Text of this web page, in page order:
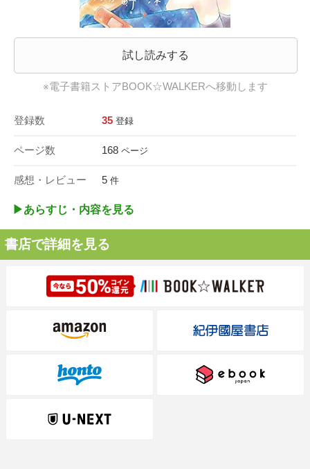
試し読みする
※電子書籍ストアBOOK☆WALKERへ移動します
登録数 35 登録
ページ数 168 ページ
感想・レビュー 5 件
▶︎あらすじ・内容を見る
書店で詳細を見る